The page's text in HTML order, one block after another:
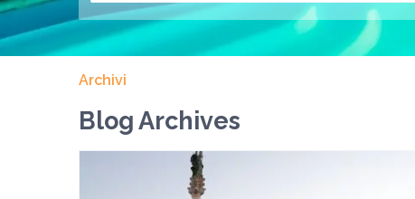
Archivi
Blog Archives